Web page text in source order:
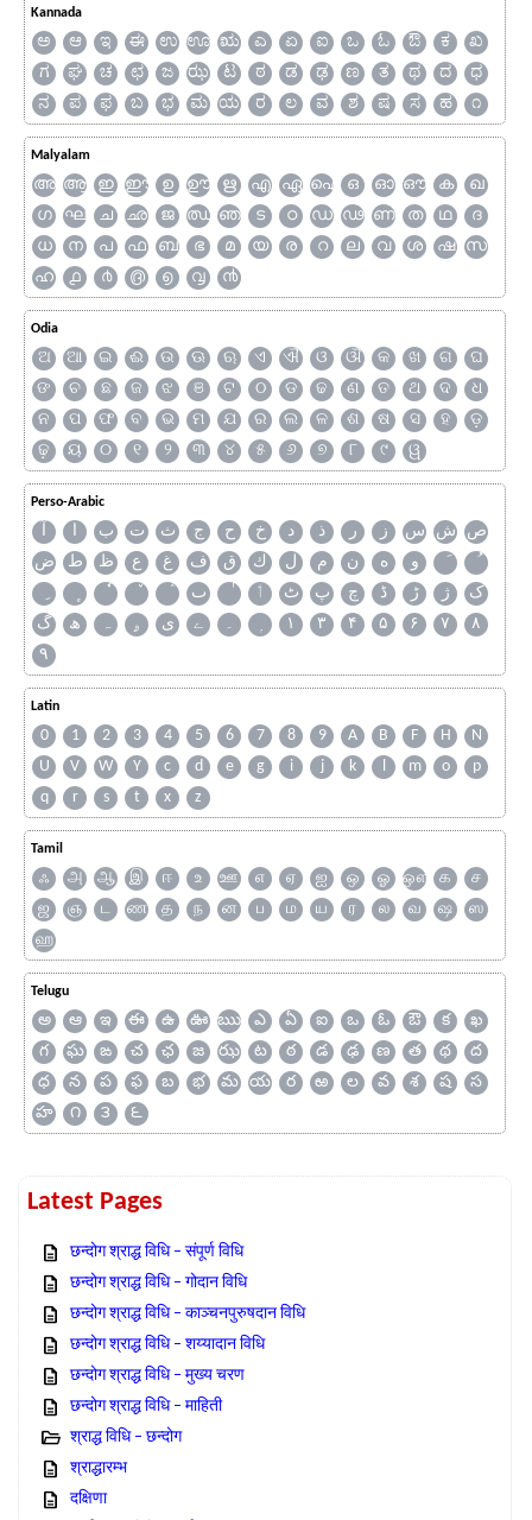
Kannada
ಅ ಆ ಇ ಈ ಉ ಊ ಋ ಎ ಏ ಐ ಒ ಓ ಔ ಕ
ಖ
ಗ
ಘ ಚ ಛ ಜ ಝ ಟ ಠ ಡ ಢ ಣ ತ ಥ ದ
ಧ
ನ
ಪ ಫ ಬ ಭ ಮ ಯ ರ ಲ ವ ಶ ಷ ಸ ಹ ೧
Malyalam
അ ആ ഇ ഈ ഉ ഊ ഋ എ ഏ ഐ ഒ ഓ ഔ ക
ഖ
ഗ
ഘ ച ഛ ജ ഝ ഞ ട ഠ ഡ ഢ ണ ത ഥ
ദ
ധ
ന പ ഫ ബ ഭ മ യ ര റ ല വ ശ ഷ
സ
ഹ
൧ ൪ ൫ ൭ ൮ ൯
Odia
ଅ ଆ ଇ ଈ ଉ ଊ ଋ ଏ ଐ ଓ ଔ କ ଖ ଗ
ଘ
ଙ
ଚ ଛ ଜ ଝ ଞ ଟ ଠ ଡ ଢ ଣ ତ ଥ ଦ
ଧ
ନ
ପ ଫ ବ ଭ ମ ଯ ର ଲ ଳ ଶ ଷ ସ ହ
ଡ଼
ଢ଼
ୟ ୦ ୧ ୨ ୩ ୪ ୫ ୬ ୭ ୮ ୯ ୱ
Perso-Arabic
آ ا ب ت ث ج ح خ د ذ ر ز س ش ص
ض
ط ظ ع غ ف ق ك ل م ن ه
و
ٮ
ٲ ٹ پ چ ڈ ڑ ژ
ک
گ
ھ ہ ۄ ی ے ۔ ۱ ۳ ۴ ۵ ۶ ۷
۸
۹
Latin
0 1 2 3 4 5 6 7 8 9 A B F H
N
U
V W Y c d e g i j k l m o
p
q
r s t x z
Tamil
ஃ அ ஆ இ ஈ உ ஊ எ ஏ ஐ ஒ ஓ ஔ க
ச
ஜ
ஞ ட ண த ந ன ப ம ய ர ல வ ஷ
ஸ
ஹ
Telugu
అ ఆ ఇ ఈ ఉ ఊ ఋ ఎ ఏ ఐ ఒ ఓ ఔ క
ఖ
గ
ఘ ఙ చ ఛ జ ఝ ట ఠ డ ఢ ణ త థ
ద
ధ
న ప ఫ బ భ మ య ర ఱ ల వ శ ష
స
హ
౧ ౩ ౬
Latest Pages
छन्दोग श्राद्ध विधि – संपूर्ण विधि
छन्दोग श्राद्ध विधि – गोदान विधि
छन्दोग श्राद्ध विधि – काञ्चनपुरुषदान विधि
छन्दोग श्राद्ध विधि – शय्यादान विधि
छन्दोग श्राद्ध विधि – मुख्य चरण
छन्दोग श्राद्ध विधि – माहिती
श्राद्ध विधि – छन्दोग
श्राद्धारम्भ
दक्षिणा